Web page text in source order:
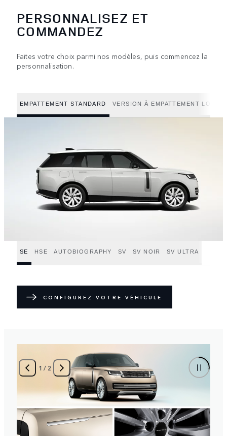
PERSONNALISEZ ET
COMMANDEZ
Faites votre choix parmi nos modèles, puis commencez la
personnalisation.
EMPATTEMENT STANDARD VERSION À EMPATTEMENT LONG
SE HSE AUTOBIOGRAPHY SV SV NOIR SV ULTRA
CONFIGUREZ VOTRE VÉHICULE
1 / 2